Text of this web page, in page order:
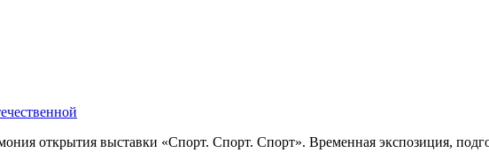
открытия выставки «Спорт. Спорт. Спорт». Временная экспозиция,